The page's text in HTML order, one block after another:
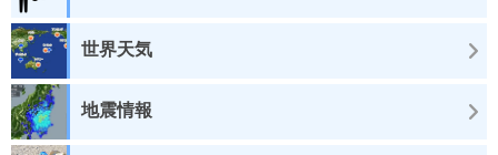
世界天気
地震情報